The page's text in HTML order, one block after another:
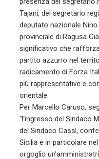
Tajani, del segretario
deputato nazionale
provinciale di Ragusa
significativo che
partito azzurro nel
radicamento di Forza
più rappresentative e
orientale.
Per Marcello Caruso,
“l’ingresso del Sindaco
del Sindaco Cassì,
Sicilia e in particolare
orgoglio